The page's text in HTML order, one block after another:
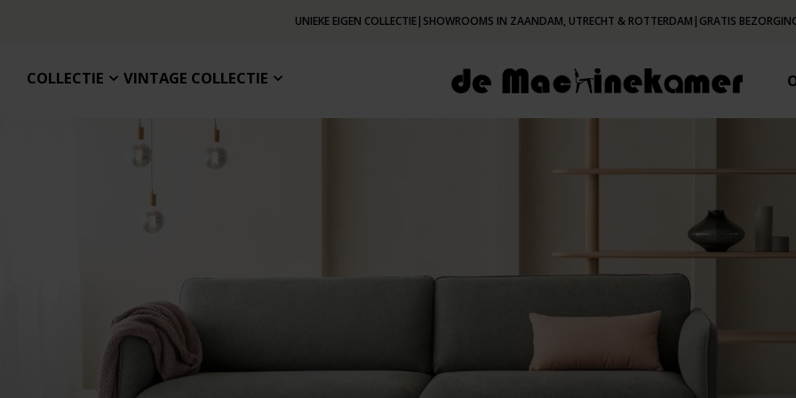
UNIEKE EIGEN COLLECTIE| SHOWROOMS IN ZAANDAM, UTRECHT & ROTTERDAM | GRATIS
COLLECTIE VINTAGE COLLECTIE